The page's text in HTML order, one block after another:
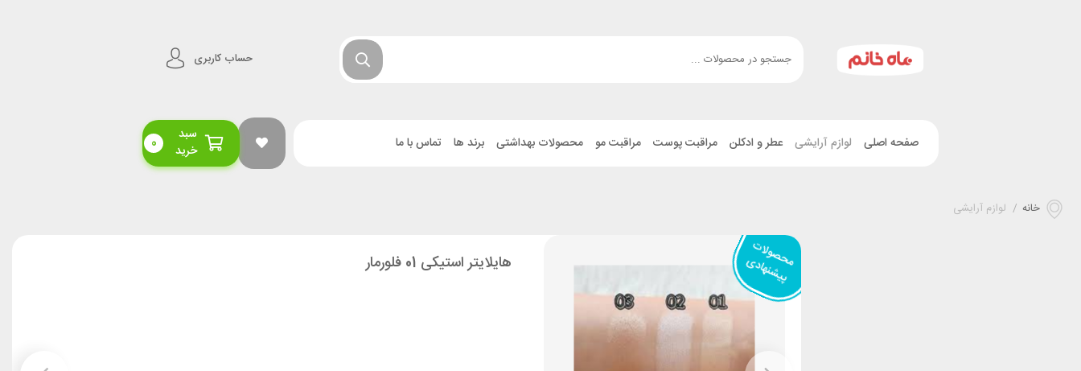
حساب کاربری
صفحه اصلی لوازم آرایشی عطر و ادکلن مراقبت پوست مراقبت مو محصولات بهداشتی برند ها تماس با ما
سبد
خرید
0
خانه / لوازم آرایشی
م
ح
ص
ولا
ت
پ
ی
شن
ها
د
ی هایلایتر استیکی 01 فلورمار